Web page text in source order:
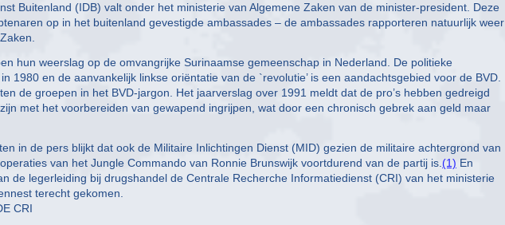
Buitenland (IDB) valt onder het ministerie van Algemene Zaken van de minister-president. Deze
op in het buitenland gevestigde ambassades – de ambassades rapporteren natuurlijk weer
hun weerslag op de omvangrijke Surinaamse gemeenschap in Nederland. De politieke
1980 en de aanvankelijk linkse oriëntatie van de `revolutie’ is een aandachtsgebied voor de BVD.
de groepen in het BVD-jargon. Het jaarverslag over 1991 meldt dat de pro’s hebben gedreigd
met het voorbereiden van gewapend ingrijpen, wat door een chronisch gebrek aan geld maar
in de pers blijkt dat ook de Militaire Inlichtingen Dienst (MID) gezien de militaire achtergrond van
van het Jungle Commando van Ronnie Brunswijk voortdurend van de partij is. (1) En
de legerleiding bij drugshandel de Centrale Recherche Informatiedienst (CRI) van het ministerie
terecht gekomen.
CRI